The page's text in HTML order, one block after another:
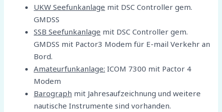
UKW Seefunkanlage mit DSC Controller gem.
GMDSS
SSB Seefunkanlage mit DSC Controller gem.
GMDSS mit Pactor3 Modem für E-mail Verkehr an
Bord.
Amateurfunkanlage: ICOM 7300 mit Pactor 4
Modem
Barograph mit Jahresaufzeichnung und weitere
nautische Instrumente sind vorhanden.